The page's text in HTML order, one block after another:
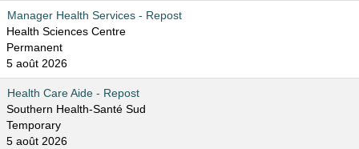
Manager Health Services - Repost
Health Sciences Centre
Permanent
5 août 2026
Health Care Aide - Repost
Southern Health-Santé Sud
Temporary
5 août 2026